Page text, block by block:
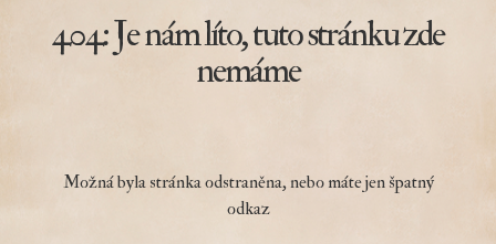
404: Je nám líto, tuto stránku zde
nemáme
Možná byla stránka odstraněna, nebo máte jen špatný
odkaz